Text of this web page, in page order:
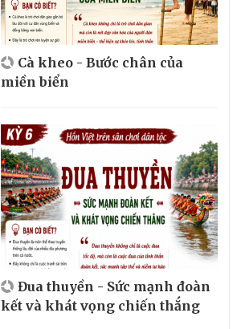
Cà kheo - Bước chân của
miền biển
Đua thuyền - Sức mạnh đoàn
kết và khát vọng chiến thắng